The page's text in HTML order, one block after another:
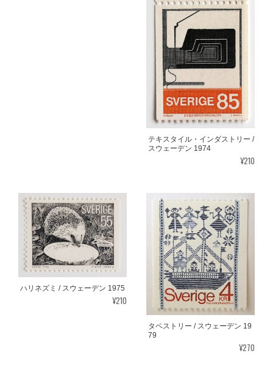
テキスタイル・インダストリー /
スウェーデン 1974
¥210
ハリネズミ / スウェーデン 1975
¥210
タペストリー / スウェーデン 19
79
¥270